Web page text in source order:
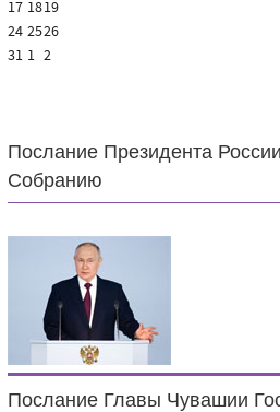
17 1819
24 2526
31 1 2
Послание Президента
Собранию
Послание Главы Чувашии